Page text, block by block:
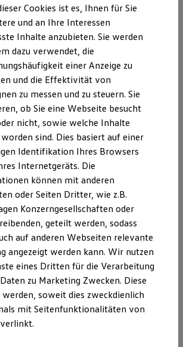
Förderung
und Konnektivität
ID. Software 6
Software Versionen und Updates
Extras
zu Ihrem ID.
R und R Experience
entdecken
Shop
Kollektion
Kollektion
Kollektion
Kollektion
Kollektion
Drop
football
Updates
Ersatzteile
Oliver Bürkel
§36
(VSBG):
nicht an einem
vor einer
im
teilnehmen und ist hierzu auch nicht
Texte, Bilder, Grafiken,
und Videos unterliegen dem
und anderer Schutzgesetze.
Website darf nicht zu
Zwecken verbreitet oder Dritten
werden. Irrtümer und Änderungen
Seiten Verknüpfungen zu
im Internet angelegt haben, so haben
Links keinerlei Einfluss. Deshalb
uns hiermit ausdrücklich von allen
Seiten. Diese Erklärung gilt
Cookies ist es, Ihnen für Sie
und an Ihre Interessen
Inhalte anzubieten. Sie werden
dazu verwendet, die
einer Anzeige zu
und die Effektivität von
zu messen und zu steuern. Sie
ob Sie eine Webseite besucht
nicht, sowie welche Inhalte
sind. Dies basiert auf einer
Identifikation Ihres Browsers
Internetgeräts. Die
können mit anderen
oder Seiten Dritter, wie z.B.
Konzerngesellschaften oder
geteilt werden, sodass
auf anderen Webseiten relevante
angezeigt werden kann. Wir nutzen
eines Dritten für die Verarbeitung
zu Marketing Zwecken. Diese
werden, soweit dies zweckdienlich
mit Seitenfunktionalitäten von